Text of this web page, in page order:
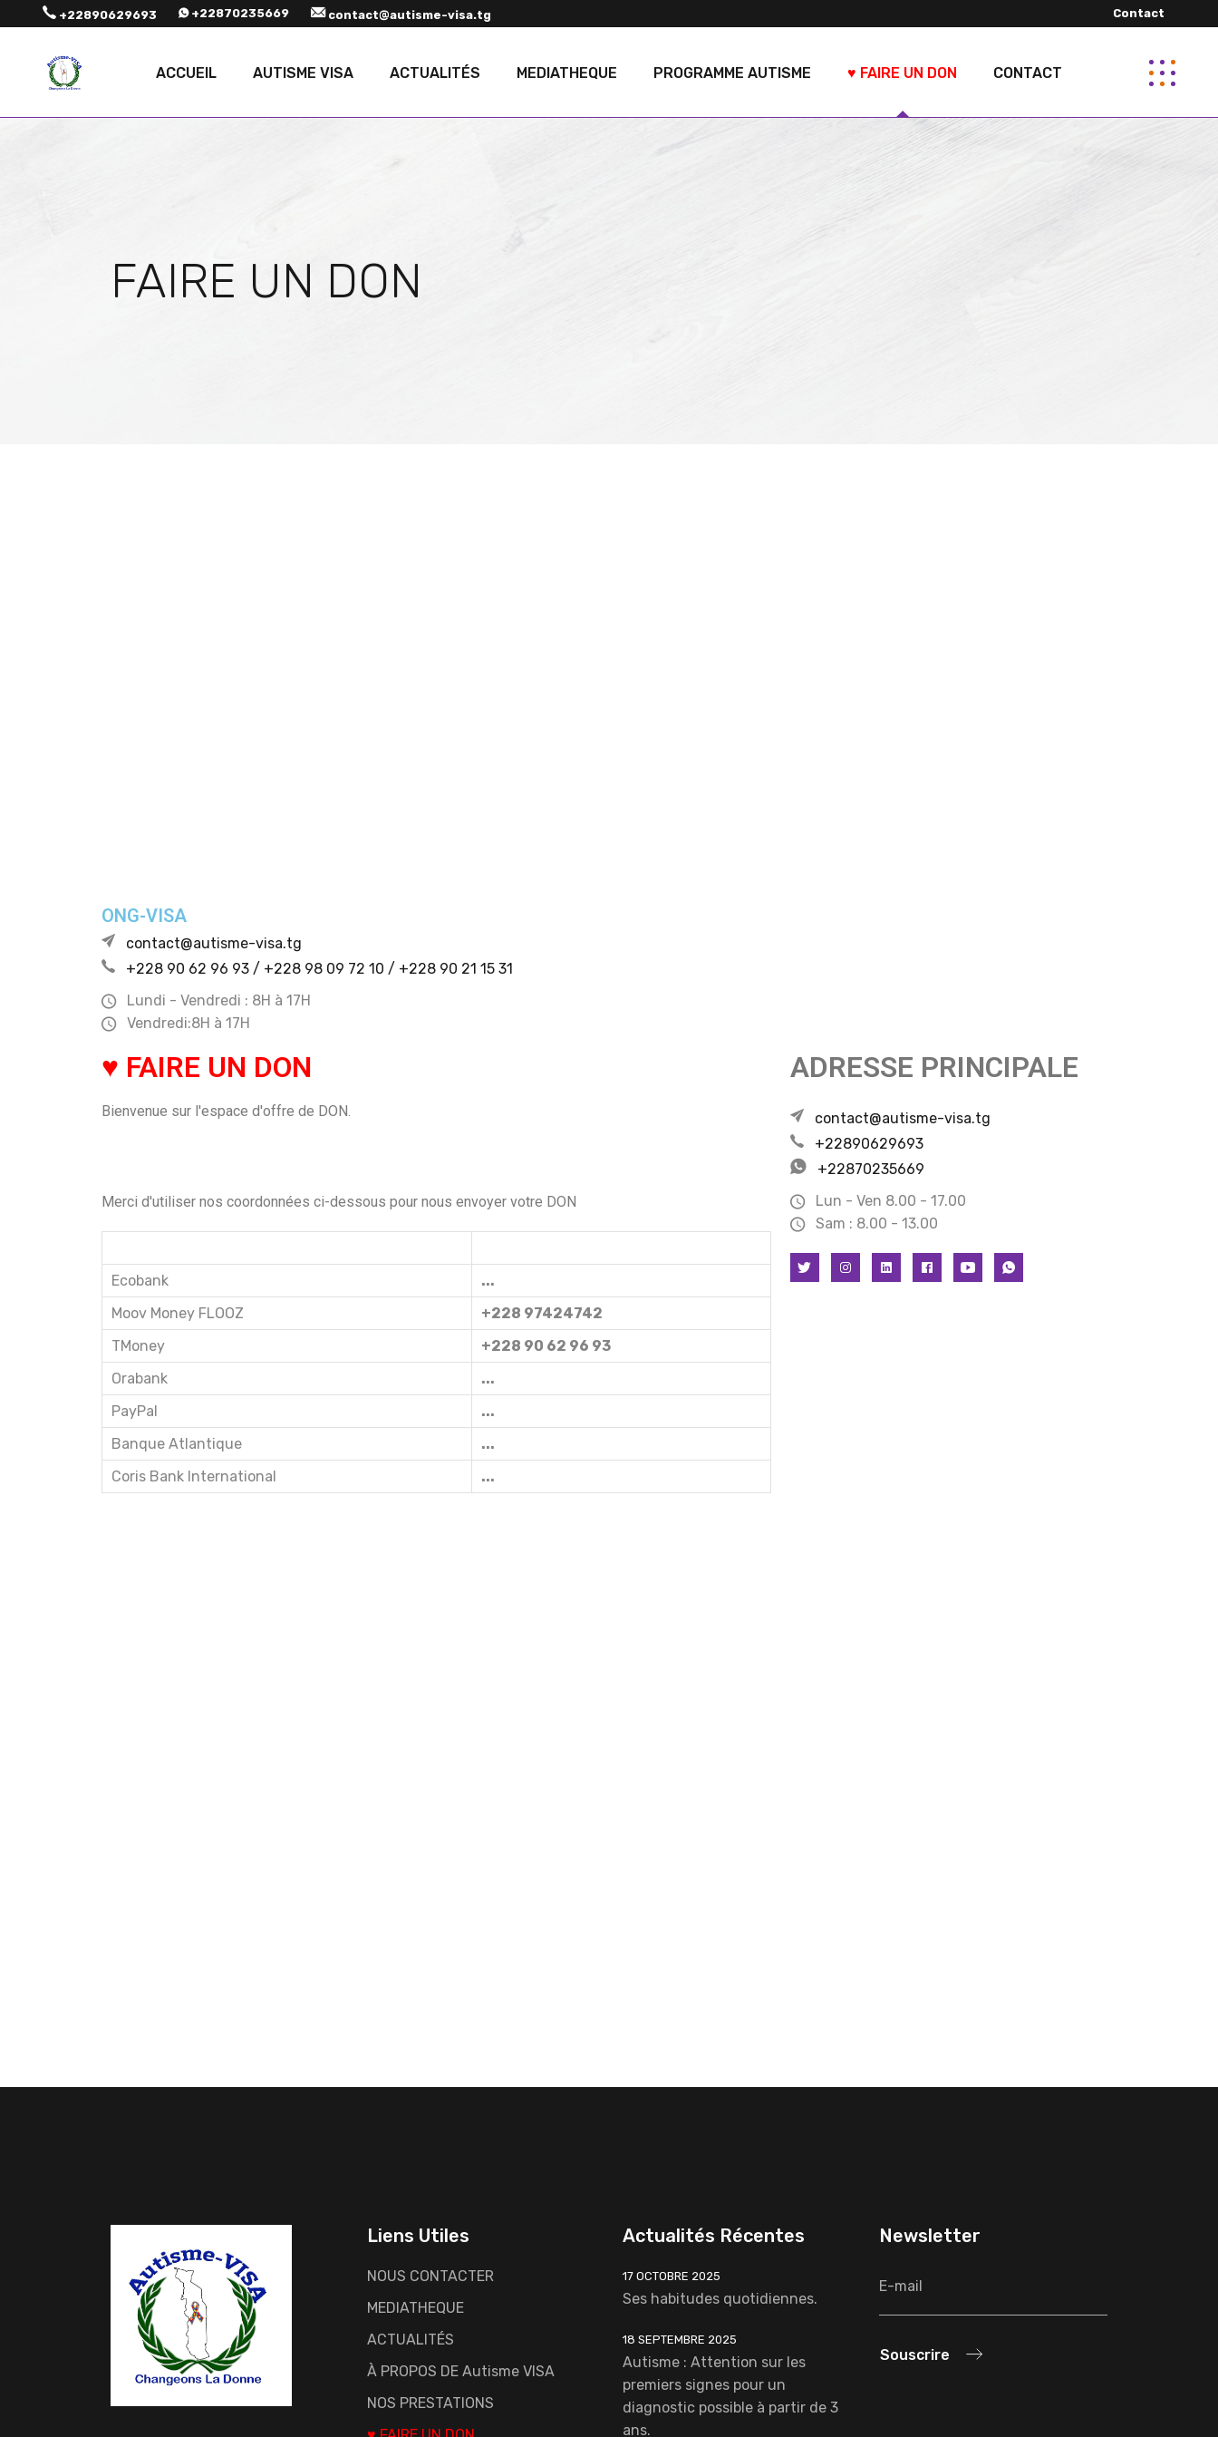
+22890629693 +22870235669 contact@autisme-visa.tg Contact
ACCUEIL AUTISME VISA ACTUALITÉS MEDIATHEQUE PROGRAMME AUTISME ♥ FAIRE UN DON CONTACT
FAIRE UN DON
ONG-VISA
contact@autisme-visa.tg
+228 90 62 96 93 / +228 98 09 72 10 / +228 90 21 15 31
Lundi - Vendredi : 8H à 17H
Vendredi:8H à 17H
♥ FAIRE UN DON
Bienvenue sur l'espace d'offre de DON.
Merci d'utiliser nos coordonnées ci-dessous pour nous envoyer votre DON
Ecobank
...
Moov Money FLOOZ
+228 97424742
TMoney
+228 90 62 96 93
Orabank
...
PayPal
...
Banque Atlantique
...
Coris Bank International
...
ADRESSE PRINCIPALE
contact@autisme-visa.tg
+22890629693
+22870235669
Lun - Ven 8.00 - 17.00
Sam : 8.00 - 13.00
Liens Utiles
NOUS CONTACTER
MEDIATHEQUE
ACTUALITÉS
À PROPOS DE Autisme VISA
NOS PRESTATIONS
Actualités Récentes
17 OCTOBRE 2025
Ses habitudes quotidiennes.
18 SEPTEMBRE 2025
Autisme : Attention sur les
premiers signes pour un
diagnostic possible à partir de 3
ans.
Newsletter
Souscrire